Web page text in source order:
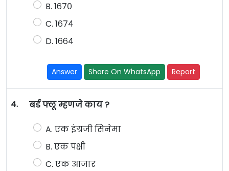
B. १६७०
C. १६७४
D. १६६४
Answer Share On WhatsApp Report
4. बर्ड फ्लू म्हणजे काय ?
A. एक इंग्रजी सिनेमा
B. एक पक्षी
C. एक आजार